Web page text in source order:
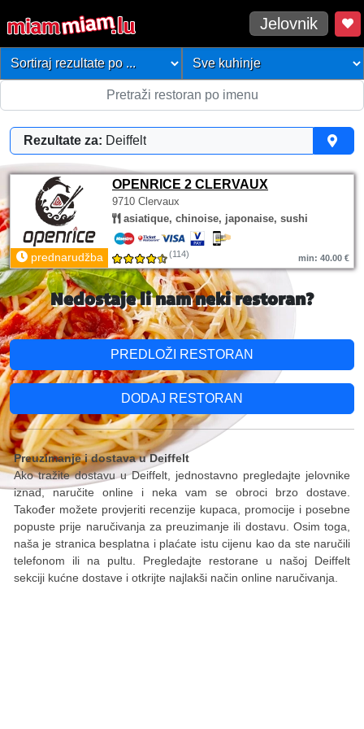
Jelovnik
Rezultate za: Deiffelt
OPENRICE 2 CLERVAUX
9710 Clervaux
asiatique, chinoise, japonaise, sushi
prednarudžba (114) min: 40.00 €
Nedostaje li nam neki restoran?
PREDLOŽI RESTORAN
DODAJ RESTORAN
Preuzimanje i dostava u Deiffelt
Ako tražite dostavu u Deiffelt, jednostavno pregledajte jelovnike
iznad, naručite online i neka vam se obroci brzo dostave.
Također možete provjeriti recenzije kupaca, promocije i posebne
popuste prije naručivanja za preuzimanje ili dostavu. Osim toga,
naša je stranica besplatna i plaćate istu cijenu kao da ste naručili
telefonom ili na pultu. Pregledajte restorane u našoj Deiffelt
sekciji kućne dostave i otkrijte najlakši način online naručivanja.